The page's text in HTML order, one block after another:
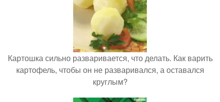
Картошка сильно разваривается, что делать. Как варить
картофель, чтобы он не разваривался, а оставался
круглым?